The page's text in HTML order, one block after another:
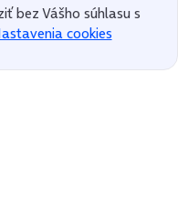
bez Vášho súhlasu s
cookies